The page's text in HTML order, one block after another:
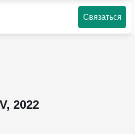
Связаться
2022